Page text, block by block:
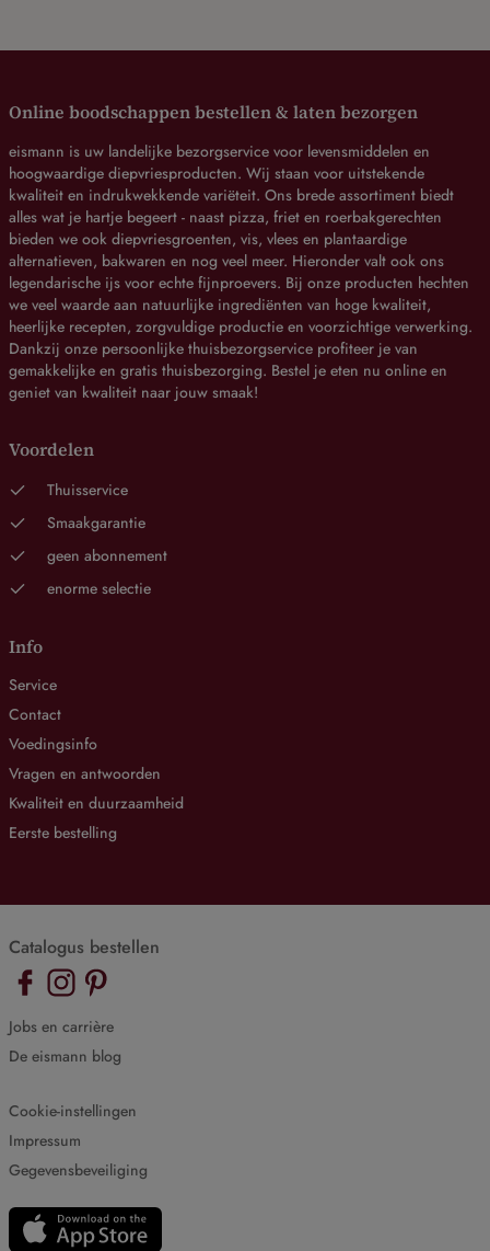
Online boodschappen bestellen & laten bezorgen
eismann is uw landelijke bezorgservice voor levensmiddelen en
hoogwaardige diepvriesproducten. Wij staan voor uitstekende
kwaliteit en indrukwekkende variëteit. Ons brede assortiment biedt
alles wat je hartje begeert - naast pizza, friet en roerbakgerechten
bieden we ook diepvriesgroenten, vis, vlees en plantaardige
alternatieven, bakwaren en nog veel meer. Hieronder valt ook ons
legendarische ijs voor echte fijnproevers. Bij onze producten hechten
we veel waarde aan natuurlijke ingrediënten van hoge kwaliteit,
heerlijke recepten, zorgvuldige productie en voorzichtige verwerking.
Dankzij onze persoonlijke thuisbezorgservice profiteer je van
gemakkelijke en gratis thuisbezorging. Bestel je eten nu online en
geniet van kwaliteit naar jouw smaak!
Voordelen
Thuisservice
Smaakgarantie
geen abonnement
enorme selectie
Info
Service
Contact
Voedingsinfo
Vragen en antwoorden
Kwaliteit en duurzaamheid
Eerste bestelling
Catalogus bestellen
Jobs en carrière
De eismann blog
Cookie-instellingen
Impressum
Gegevensbeveiliging